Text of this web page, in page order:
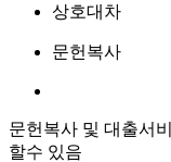
상호대차
문헌복사
문헌복사 및 대출서
할수 있음